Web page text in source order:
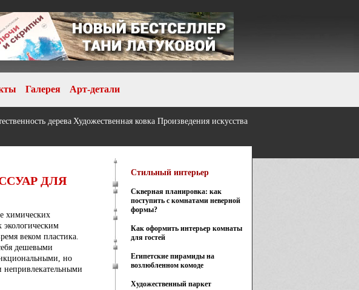
Галерея Арт-детали
дерева Художественная ковка Произведения искусства
ДЛЯ
химических
экологическим
веком пластика.
дешевыми
но
Стильный интерьер
Скверная планировка: как
поступить с комнатами неверной
формы?
Как оформить интерьер комнаты
для гостей
Египетские пирамиды на
возлюбленном комоде
Художественный паркет